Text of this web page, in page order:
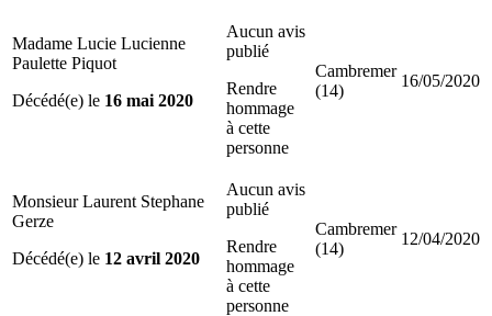
Madame Lucie Lucienne
Paulette Piquot
Décédé(e) le 16 mai 2020
Aucun avis
publié
Rendre
hommage
à cette
personne
Cambremer
(14)
16/05/2020
Monsieur Laurent Stephane
Gerze
Décédé(e) le 12 avril 2020
Aucun avis
publié
Rendre
hommage
à cette
personne
Cambremer
(14)
12/04/2020